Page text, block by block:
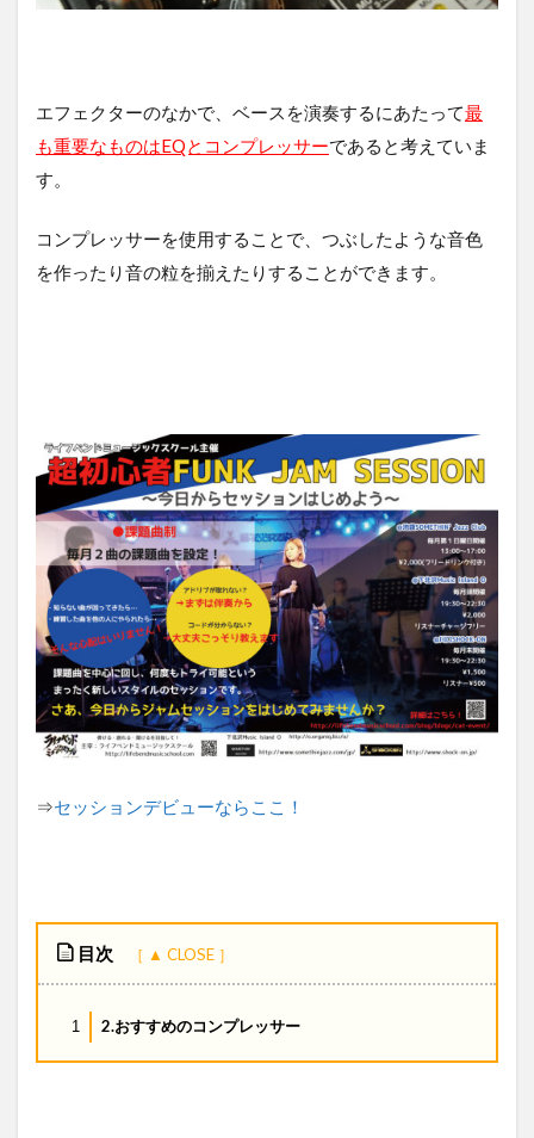
エフェクターのなかで、ベースを演奏するにあたって最
も重要なものはEQとコンプレッサーであると考えていま
す。
コンプレッサーを使用することで、つぶしたような音色
を作ったり音の粒を揃えたりすることができます。
⇒セッションデビューならここ！
目次
1 2.おすすめのコンプレッサー